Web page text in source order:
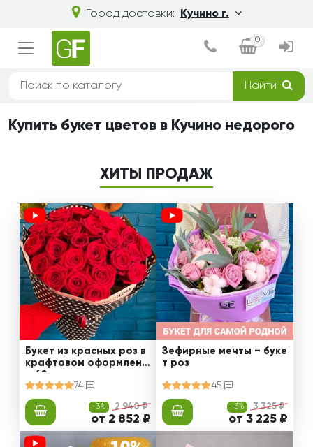
Город доставки: Кучино г.
0
Найти
Купить букет цветов в Кучино недорого
ХИТЫ ПРОДАЖ
Букет из красных роз в
крафтовом оформлени
и 60 см
74
-3% 2 940 ₽
от 2 852 ₽
Зефирные мечты – буке
т роз
45
-3% 3 325 ₽
от 3 225 ₽